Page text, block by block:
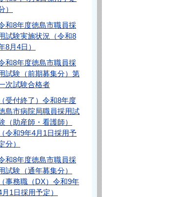
）
和8年度徳島市職員採
試験実施状況（令和8
8月4日）
和8年度徳島市職員採
試験（前期募集分）第
次試験合格者
（受付終了）令和8年度
島市病院局職員採用試
（助産師・看護師）
（令和9年4月1日採用予
分）
和8年度徳島市職員採
試験（通年募集分）
（事務職（DX）令和9年
月1日採用予定）